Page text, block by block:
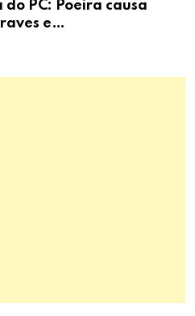
do PC: Poeira causa
e